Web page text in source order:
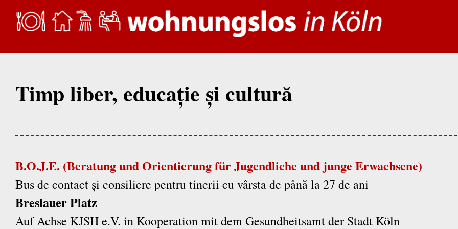
Timp liber, educație și cultură
B.O.J.E. (Beratung und Orientierung für Jugendliche und junge Erwachsene)
Bus de contact și consiliere pentru tinerii cu vârsta de până la 27 de ani
Breslauer Platz
Auf Achse KJSH e.V. in Kooperation mit dem Gesundheitsamt der Stadt Köln